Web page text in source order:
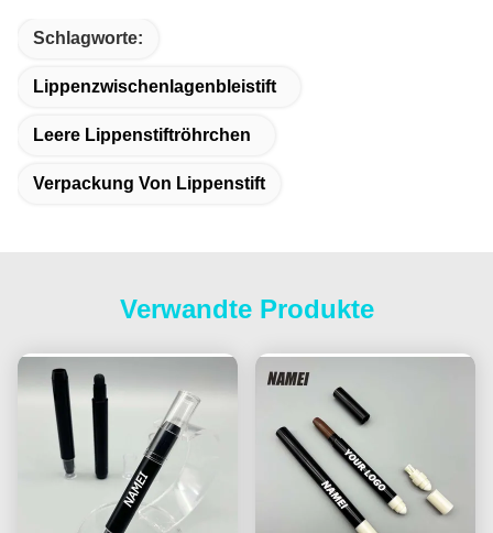
Schlagworte:
Lippenzwischenlagenbleistift
Leere Lippenstiftröhrchen
Verpackung Von Lippenstift
Verwandte Produkte